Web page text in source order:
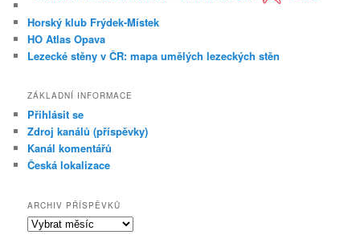
Horský klub Frýdek-Místek
HO Atlas Opava
Lezecké stěny v ČR: mapa umělých lezeckých stěn
ZÁKLADNÍ INFORMACE
Přihlásit se
Zdroj kanálů (příspěvky)
Kanál komentářů
Česká lokalizace
ARCHIV PŘÍSPĚVKŮ
Archiv